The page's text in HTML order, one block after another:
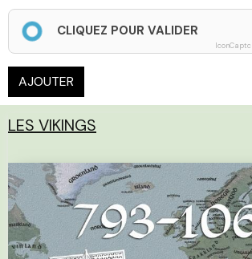
CLIQUEZ POUR VALIDER
AJOUTER
LES VIKINGS